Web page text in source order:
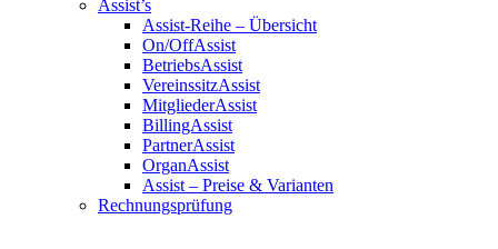
Assist’s
Assist-Reihe – Übersicht
On/OffAssist
BetriebsAssist
VereinssitzAssist
MitgliederAssist
BillingAssist
PartnerAssist
OrganAssist
Assist – Preise & Varianten
Rechnungsprüfung